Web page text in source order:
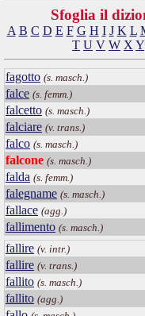
Sfoglia il
A B C D E F G H I J K L
T U V W X Y
fagotto (s. masch.)
falce (s. femm.)
falcetto (s. masch.)
falciare (v. trans.)
falco (s. masch.)
falcone (s. masch.)
falda (s. femm.)
falegname (s. masch.)
fallace (agg.)
fallimento (s. masch.)
fallire (v. intr.)
fallire (v. trans.)
fallito (s. masch.)
fallito (agg.)